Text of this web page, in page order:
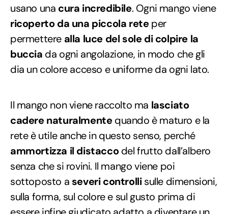
usano una cura incredibile. Ogni mango viene
ricoperto da una piccola reteper
permettere alla luce del sole di colpire la
buccia da ogni angolazione, in modo che gli
dia un colore acceso e uniforme da ogni lato.
Il mango non viene raccolto ma lasciato
cadere naturalmentequando è maturo e la
rete è utile anche in questo senso, perché
ammortizza il distaccodel frutto dall’albero
senza che si rovini. Il mango viene poi
sottoposto a severi controllisulle dimensioni,
sulla forma, sul colore e sul gusto prima di